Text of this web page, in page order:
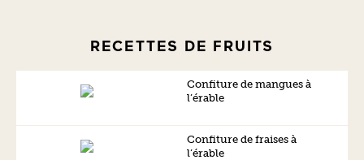
RECETTES DE FRUITS
Confiture de mangues à
l’érable
Confiture de fraises à
l’érable